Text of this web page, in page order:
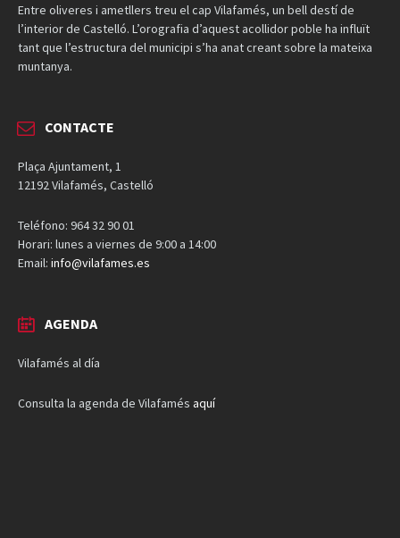
Entre oliveres i ametllers treu el cap Vilafamés, un bell destí de
l’interior de Castelló. L’orografia d’aquest acollidor poble ha influït
tant que l’estructura del municipi s’ha anat creant sobre la mateixa
muntanya.
CONTACTE
Plaça Ajuntament, 1
12192 Vilafamés, Castelló
Teléfono: 964 32 90 01
Horari: lunes a viernes de 9:00 a 14:00
Email: info@vilafames.es
AGENDA
Vilafamés al día
Consulta la agenda de Vilafamés aquí